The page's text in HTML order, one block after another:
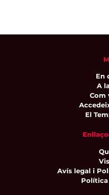
En
A
Com
El
Avís legal i
Política